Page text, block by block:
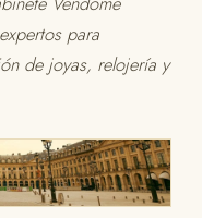
para
de joyas, relojería y